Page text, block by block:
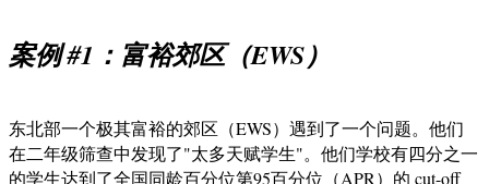
案例 #1：富裕郊区（EWS）
东北部一个极其富裕的郊区（EWS）遇到了一个问题。他们
在二年级筛查中发现了"太多天赋学生"。他们学校有四分之一
的学生达到了全国同龄百分位第95百分位（APR）的 cut-off